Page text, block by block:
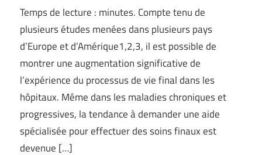
Temps de lecture : minutes. Compte tenu de
plusieurs études menées dans plusieurs pays
d’Europe et d’Amérique1,2,3, il est possible de
montrer une augmentation significative de
l’expérience du processus de vie final dans les
hôpitaux. Même dans les maladies chroniques et
progressives, la tendance à demander une aide
spécialisée pour effectuer des soins finaux est
devenue […]